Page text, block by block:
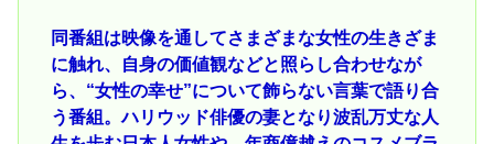
同番組は映像を通してさまざまな女性の生きざま
に触れ、自身の価値観などと照らし合わせなが
ら、“女性の幸せ”について飾らない言葉で語り合
う番組。ハリウッド俳優の妻となり波乱万丈な人